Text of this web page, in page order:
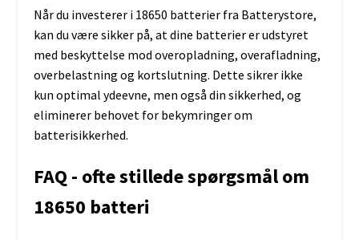
Når du investerer i 18650 batterier fra Batterystore,
kan du være sikker på, at dine batterier er udstyret
med beskyttelse mod overopladning, overafladning,
overbelastning og kortslutning. Dette sikrer ikke
kun optimal ydeevne, men også din sikkerhed, og
eliminerer behovet for bekymringer om
batterisikkerhed.
FAQ - ofte stillede spørgsmål om
18650 batteri